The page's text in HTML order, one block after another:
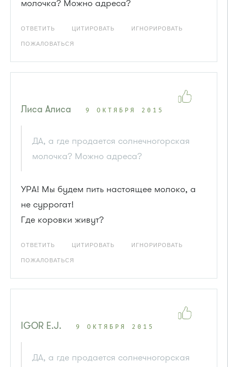
молочка? Можно адреса?
ОТВЕТИТЬ ЦИТИРОВАТЬ ИГНОРИРОВАТЬ
ПОЖАЛОВАТЬСЯ
Лиса Алиса 9 ОКТЯБРЯ 2015
ДА, а где продается солнечногорская
молочка? Можно адреса?
УРА! Мы будем пить настоящее молоко, а
не суррогат!
Где коровки живут?
ОТВЕТИТЬ ЦИТИРОВАТЬ ИГНОРИРОВАТЬ
ПОЖАЛОВАТЬСЯ
IGOR E.J. 9 ОКТЯБРЯ 2015
ДА, а где продается солнечногорская